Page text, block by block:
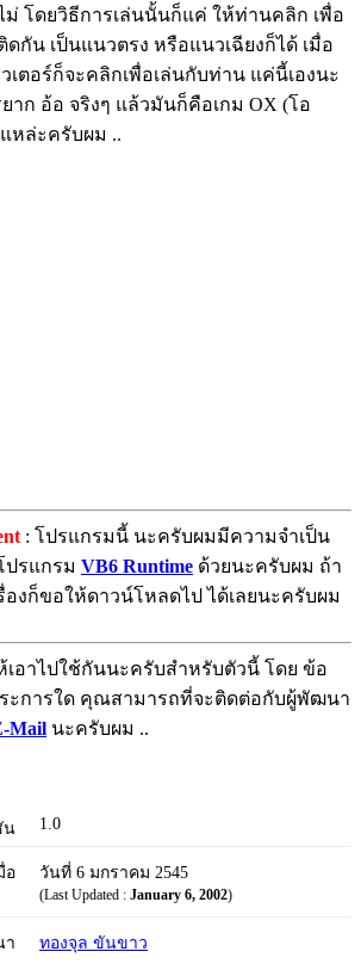
ม่ โดยวิธีการเล่นนั้นก็แค่ ให้ท่านคลิก เพื่อ
ดกัน เป็นแนวตรง หรือแนวเฉียงก็ได้ เมื่อ
ตอร์ก็จะคลิกเพื่อเล่นกับท่าน แค่นี้เองนะ
าก อ้อ จริงๆ แล้วมันก็คือเกม OX (โอ
หล่ะครับผม ..
: โปรแกรมนี้ นะครับผมมีความจำเป็น
ปรแกรม VB6 Runtime ด้วยนะครับผม ถ้า
องก็ขอให้ดาวน์โหลดไป ได้เลยนะครับผม
เอาไปใช้กันนะครับสำหรับตัวนี้ โดย ข้อ
ะการใด คุณสามารถที่จะติดต่อกับผู้พัฒนา
Mail นะครับผม ..
น 1.0
อ วันที่ 6 มกราคม 2545
(Last Updated : January 6, 2002)
า ทองจุล ขันขาว